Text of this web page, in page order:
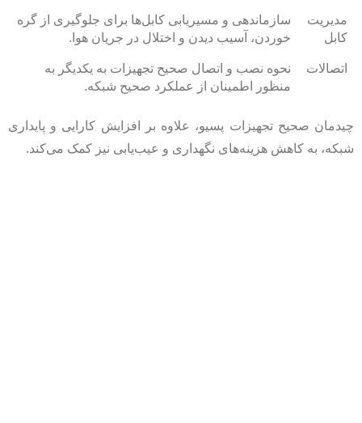
مدیریت
کابل
سازماندهی و مسیریابی کابل‌ها برای جلوگیری از گره
خوردن، آسیب دیدن و اختلال در جریان هوا.
اتصالات
نحوه نصب و اتصال صحیح تجهیزات به یکدیگر به
منظور اطمینان از عملکرد صحیح شبکه.
چیدمان صحیح تجهیزات پسیو، علاوه بر افزایش کارایی و پایداری
شبکه، به کاهش هزینه‌های نگهداری و عیب‌یابی نیز کمک می‌کند.